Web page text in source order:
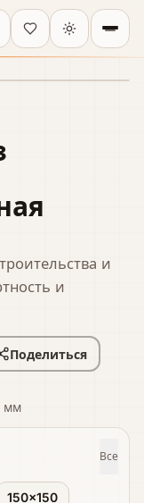
и
и
Поделиться
мм
Все
150×150